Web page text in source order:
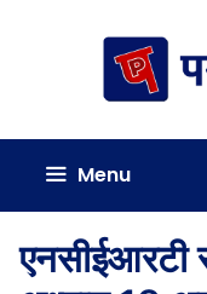
Menu
एनसीईआरटी